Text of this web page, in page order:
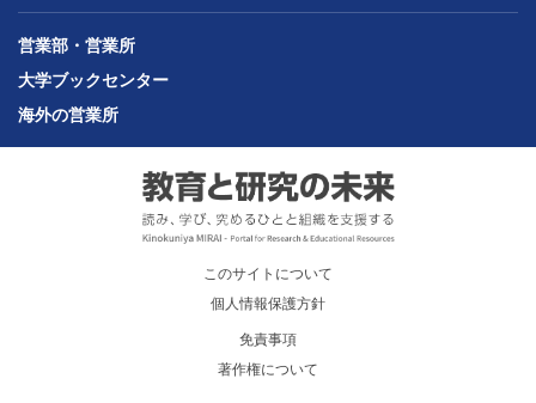
営業部・営業所
大学ブックセンター
海外の営業所
このサイトについて
個人情報保護方針
免責事項
著作権について